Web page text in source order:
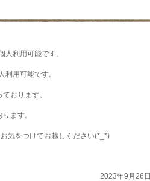
利用可能です。
用可能です。
おります。
ます。
気をつけてお越しください(*_*)
2023年9月26日